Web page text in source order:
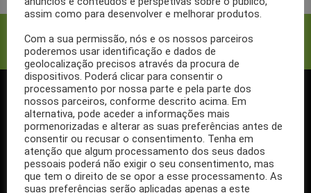
SIGA-NOS NO FACEBOOK
Se ainda não segue a nossa página de Facebook, não espere mais!
assim como para desenvolver e melhorar produtos.
Com a sua permissão, nós e os nossos parceiros
poderemos usar identificação e dados de
geolocalização precisos através da procura de
dispositivos. Poderá clicar para consentir o
processamento por nossa parte e pela parte dos
nossos parceiros, conforme descrito acima. Em
alternativa, pode aceder a informações mais
pormenorizadas e alterar as suas preferências antes de
consentir ou recusar o consentimento. Tenha em
atenção que algum processamento dos seus dados
pessoais poderá não exigir o seu consentimento, mas
que tem o direito de se opor a esse processamento. As
suas preferências serão aplicadas apenas a este